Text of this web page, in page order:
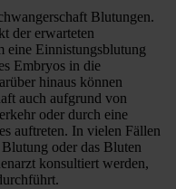
Blutungen.
der erwarteten
eine Einnistungsblutung
Embryos in die
hinaus können
auch aufgrund von
oder durch eine
auftreten. In vielen Fällen
oder das Bluten
konsultiert werden,